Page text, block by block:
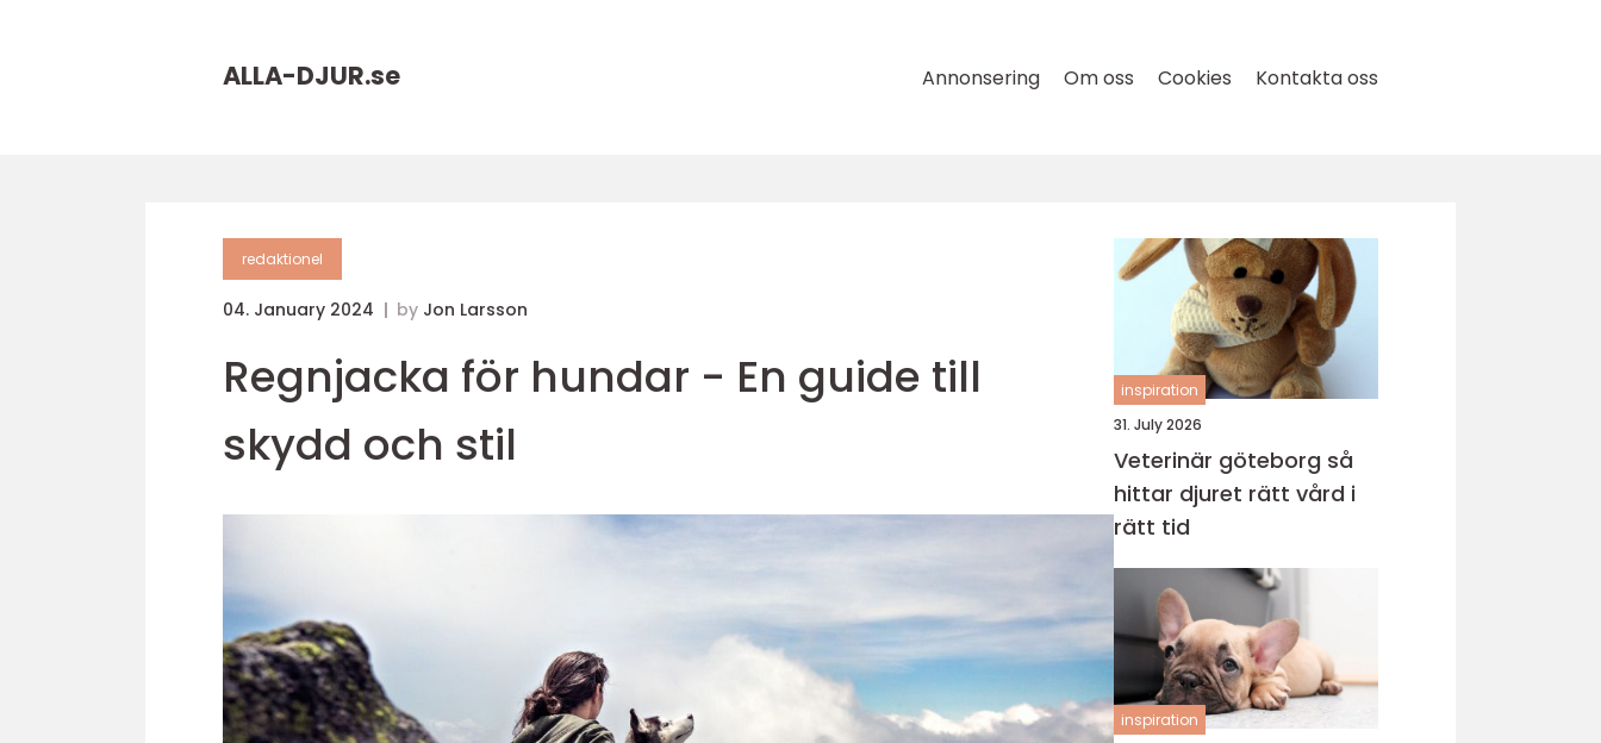
ALLA-DJUR.se Annonsering Om oss Cookies Kontakta oss
redaktionel
04. January 2024 by Jon Larsson
Regnjacka för hundar - En guide till
skydd och stil
inspiration
31. July 2026
Veterinär göteborg så
hittar djuret rätt vård i
rätt tid
inspiration